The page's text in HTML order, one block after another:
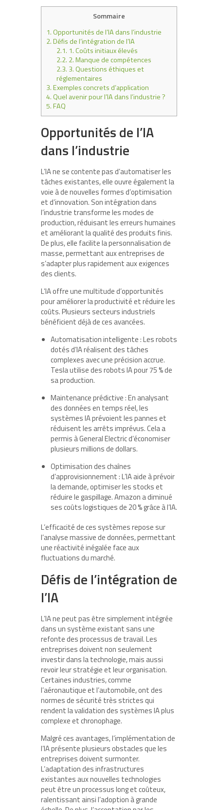
Sommaire
1.Opportunités de l’IA dans l’industrie
2.Défis de l’intégration de l’IA
2.1. 1. Coûts initiaux élevés
2.2. 2. Manque de compétences
2.3. 3. Questions éthiques et
réglementaires
3.Exemples concrets d’application
4.Quel avenir pour l’IA dans l’industrie ?
5.FAQ
Opportunités de l’IA
dans l’industrie
L’IA ne se contente pas d’automatiser les
tâches existantes, elle ouvre également la
voie à de nouvelles formes d’optimisation
et d’innovation. Son intégration dans
l’industrie transforme les modes de
production, réduisant les erreurs humaines
et améliorant la qualité des produits finis.
De plus, elle facilite la personnalisation de
masse, permettant aux entreprises de
s’adapter plus rapidement aux exigences
des clients.
L’IA offre une multitude d’opportunités
pour améliorer la productivité et réduire les
coûts. Plusieurs secteurs industriels
bénéficient déjà de ces avancées.
Automatisation intelligente : Les robots
dotés d’IA réalisent des tâches
complexes avec une précision accrue.
Tesla utilise des robots IA pour 75 % de
sa production.
Maintenance prédictive : En analysant
des données en temps réel, les
systèmes IA prévoient les pannes et
réduisent les arrêts imprévus. Cela a
permis à General Electric d’économiser
plusieurs millions de dollars.
Optimisation des chaînes
d’approvisionnement : L’IA aide à prévoir
la demande, optimiser les stocks et
réduire le gaspillage. Amazon a diminué
ses coûts logistiques de 20 % grâce à l’IA.
L’efficacité de ces systèmes repose sur
l’analyse massive de données, permettant
une réactivité inégalée face aux
fluctuations du marché.
Défis de l’intégration de
l’IA
L’IA ne peut pas être simplement intégrée
dans un système existant sans une
refonte des processus de travail. Les
entreprises doivent non seulement
investir dans la technologie, mais aussi
revoir leur stratégie et leur organisation.
Certaines industries, comme
l’aéronautique et l’automobile, ont des
normes de sécurité très strictes qui
rendent la validation des systèmes IA plus
complexe et chronophage.
Malgré ces avantages, l’implémentation de
l’IA présente plusieurs obstacles que les
entreprises doivent surmonter.
L’adaptation des infrastructures
existantes aux nouvelles technologies
peut être un processus long et coûteux,
ralentissant ainsi l’adoption à grande